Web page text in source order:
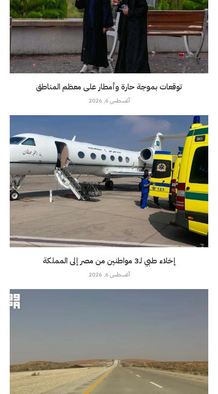
توقعات بموجة حارة وأمطار على معظم المناطق
أغسطس 6, 2026
إخلاء طبي لـ3 مواطنين من مصر إلى المملكة
أغسطس 6, 2026